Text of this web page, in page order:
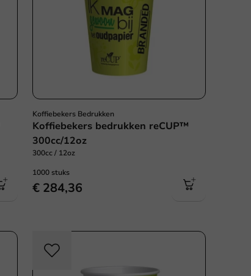
Koffiebekers Bedrukken
Koffiebekers bedrukken reCUP™
300cc/12oz
300cc / 12oz
1000 stuks
€ 284,36